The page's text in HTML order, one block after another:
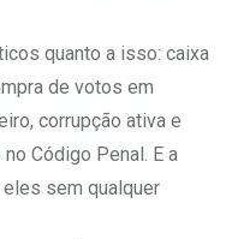
quanto a isso: caixa
de votos em
corrupção ativa e
Código Penal. E a
sem qualquer